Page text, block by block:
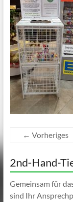
← Vorheriges
2nd-Hand-
Gemeinsam für
sind Ihr